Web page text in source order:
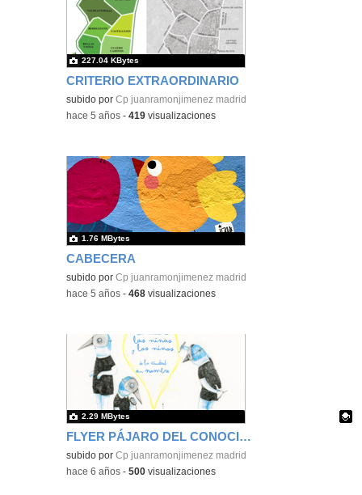
CRITERIO EXTRAORDINARIO
subido porCp juanramonjimenez madrid
227.04 KBytes
-hace 5 años -419 visualizaciones
CABECERA
subido porCp juanramonjimenez madrid
1.76 MBytes
-hace 5 años -468 visualizaciones
FLYER PÁJARO DEL CONOCIMIENTO
Contenido educativo.
subido porCp juanramonjimenez madrid
2.29 MBytes
-hace 6 años -500 visualizaciones